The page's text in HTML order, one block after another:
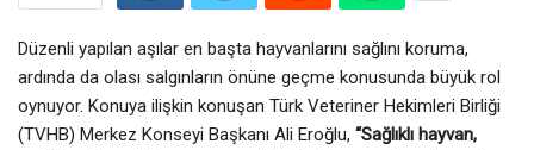
Düzenli yapılan aşılar en başta hayvanlarını sağlını koruma,
ardında da olası salgınların önüne geçme konusunda büyük rol
oynuyor. Konuya ilişkin konuşan Türk Veteriner Hekimleri Birliği
(TVHB) Merkez Konseyi Başkanı Ali Eroğlu, “Sağlıklı hayvan,